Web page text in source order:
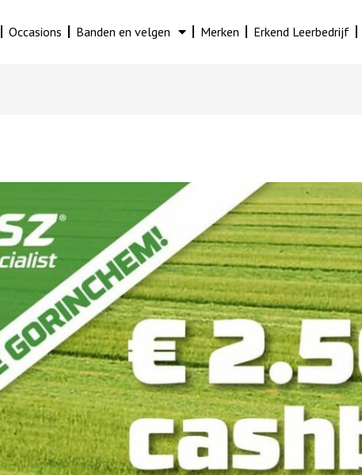
Occasions Banden en velgen Merken Erkend Leerbedrijf